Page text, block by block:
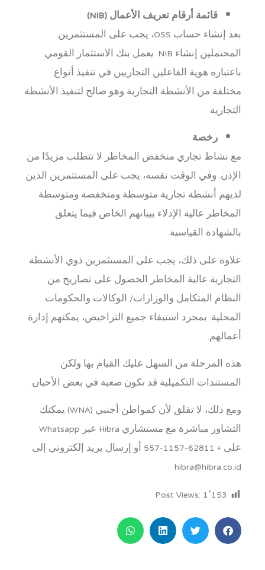
قائمة أرقام تعريف الأعمال (NIB)
بعد إنشاء حساب OSS، يجب على المستثمرين
المحتملين إنشاء NIB. يعمل بنك الاستثمار القومي
باعتباره هوية الفاعلين التجاريين في تنفيذ أنواع
مختلفة من الأنشطة التجارية وهو صالح لتنفيذ الأنشطة
التجارية.
رخصة
مع نشاط تجاري منخفض المخاطر لا تتطلب مزيدًا من
الإذن. وفي الوقت نفسه، يجب على المستثمرين الذين
لديهم أنشطة تجارية متوسطة ومنخفضة ومتوسطة
المخاطر عالية الإدلاء ببيانهم الخاص فيما يتعلق
بالشهادة القياسية.
علاوة على ذلك، يجب على المستثمرين ذوي الأنشطة
التجارية عالية المخاطر الحصول على تصاريح من
النظام المتكامل والوزارات/ الوكالات والحكومات
المحلية. بمجرد استيفاء جميع التراخيص، يمكنهم إدارة
أعمالهم.
هذه المرحلة من السهل عليك القيام بها ولكن
المستندات التكميلية قد تكون صعبة في بعض الأحيان.
ومع ذلك، لا تقلق لأن كمواطن أجنبي (WNA) يمكنك
التشاور مباشرة مع مستشاري Hibra عبر Whatsapp
على + 62811-1157-557 أو إرسال بريد إلكتروني إلى
hibra@hibra.co.id
Post Views:1٬153